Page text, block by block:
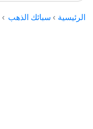
الرئيسية سبائك الذهب